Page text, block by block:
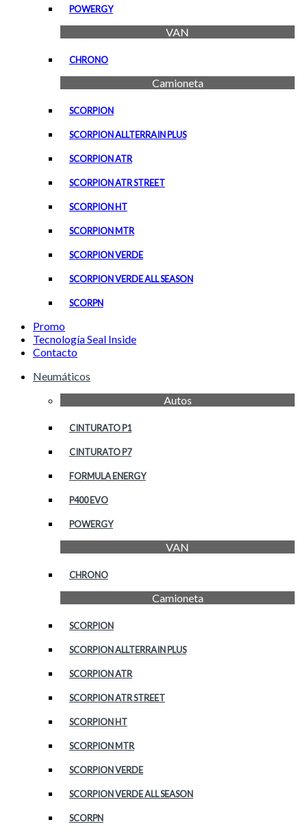
POWERGY
VAN
CHRONO
Camioneta
SCORPION
SCORPION ALLTERRAIN PLUS
SCORPION ATR
SCORPION ATR STREET
SCORPION HT
SCORPION MTR
SCORPION VERDE
SCORPION VERDE ALL SEASON
SCORPN
Promo
Tecnología Seal Inside
Contacto
Neumáticos
Autos
CINTURATO P1
CINTURATO P7
FORMULA ENERGY
P400 EVO
POWERGY
VAN
CHRONO
Camioneta
SCORPION
SCORPION ALLTERRAIN PLUS
SCORPION ATR
SCORPION ATR STREET
SCORPION HT
SCORPION MTR
SCORPION VERDE
SCORPION VERDE ALL SEASON
SCORPN